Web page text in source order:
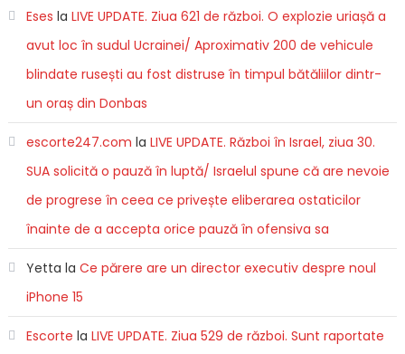
Eses la LIVE UPDATE. Ziua 621 de război. O explozie uriașă a
avut loc în sudul Ucrainei/ Aproximativ 200 de vehicule
blindate rusești au fost distruse în timpul bătăliilor dintr-
un oraș din Donbas
escorte247.com la LIVE UPDATE. Război în Israel, ziua 30.
SUA solicită o pauză în luptă/ Israelul spune că are nevoie
de progrese în ceea ce privește eliberarea ostaticilor
înainte de a accepta orice pauză în ofensiva sa
Yetta la Ce părere are un director executiv despre noul
iPhone 15
Escorte la LIVE UPDATE. Ziua 529 de război. Sunt raportate